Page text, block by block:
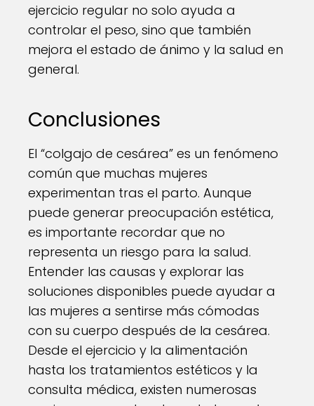
ejercicio regular no solo ayuda a
controlar el peso, sino que también
mejora el estado de ánimo y la salud en
general.
Conclusiones
El “colgajo de cesárea” es un fenómeno
común que muchas mujeres
experimentan tras el parto. Aunque
puede generar preocupación estética,
es importante recordar que no
representa un riesgo para la salud.
Entender las causas y explorar las
soluciones disponibles puede ayudar a
las mujeres a sentirse más cómodas
con su cuerpo después de la cesárea.
Desde el ejercicio y la alimentación
hasta los tratamientos estéticos y la
consulta médica, existen numerosas